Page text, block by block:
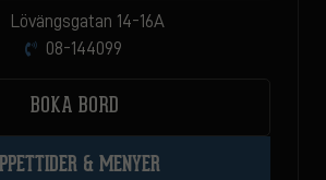
Lövängsgatan 14-16A
08-144099
BOKA BORD
& MENYER